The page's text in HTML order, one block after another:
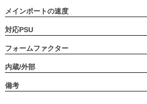
メインポートの速度
対応PSU
フォームファクター
内蔵/外部
備考